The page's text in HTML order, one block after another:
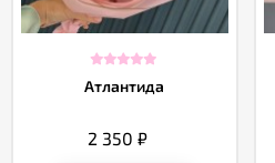
Атлантида
2 350₽